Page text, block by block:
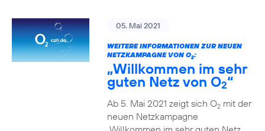
05. Mai 2021
WEITERE INFORMATIONEN ZUR NEUEN
NETZKAMPAGNE VON O2:
„Willkommen im sehr
guten Netz von O2“
Ab 5. Mai 2021 zeigt sich O2mit der
neuen Netzkampagne